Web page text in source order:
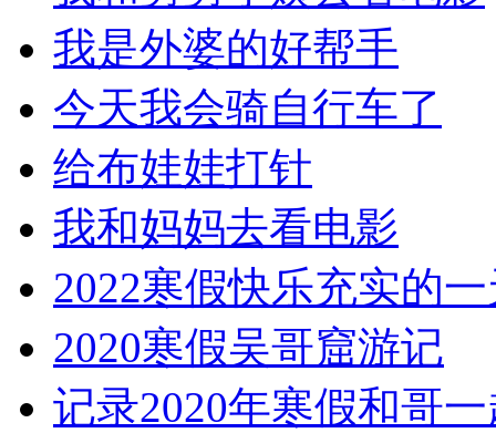
我是外婆的好帮手
今天我会骑自行车了
给布娃娃打针
我和妈妈去看电影
2022寒假快乐充实的
2020寒假吴哥窟游记
记录2020年寒假和哥